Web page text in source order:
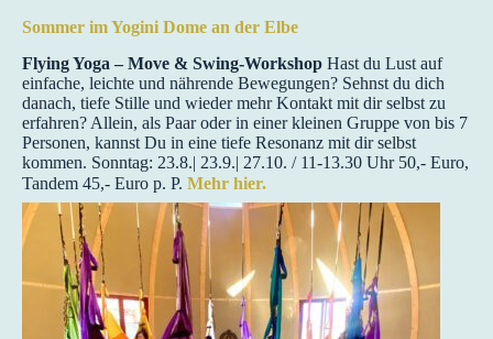
Sommer im Yogini Dome an der Elbe
Flying Yoga – Move & Swing-Workshop Hast du Lust auf
einfache, leichte und nährende Bewegungen? Sehnst du dich
danach, tiefe Stille und wieder mehr Kontakt mit dir selbst zu
erfahren? Allein, als Paar oder in einer kleinen Gruppe von bis 7
Personen, kannst Du in eine tiefe Resonanz mit dir selbst
kommen. Sonntag: 23.8.| 23.9.| 27.10. / 11-13.30 Uhr 50,- Euro,
Tandem 45,- Euro p. P. Mehr hier.